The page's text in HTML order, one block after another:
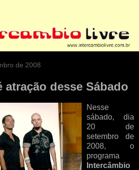
de 2008
atração desse Sábado
Nesse
sábado, dia
20 de
setembro de
2008, o
programa
Intercâmbio